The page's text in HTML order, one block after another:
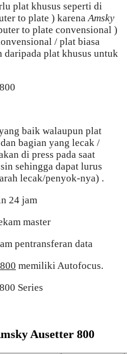
plat khusus seperti di
to plate ) karenaAmsky
to plate convensional )
/ plat biasa
daripada plat khusus untuk
baik walaupun plat
bagian yang lecak /
di press pada saat
sehingga dapat lurus
lecak/penyok-nya) .
24 jam
master
pentransferan data
memiliki Autofocus.
Ausetter 800